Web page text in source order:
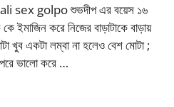
sex golpo শুভদীপ এর বয়েস ১৬
ইমাজিন করে নিজের বাড়াটাকে বাড়ায়
খুব একটা লম্বা না হলেও বেশ মোটা ;
পরে ভালো করে …